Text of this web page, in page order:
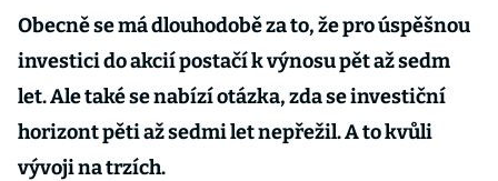
Obecně se má dlouhodobě za to, že pro úspěšnou
investici do akcií postačí k výnosu pět až sedm
let. Ale také se nabízí otázka, zda se investiční
horizont pěti až sedmi let nepřežil. A to kvůli
vývoji na trzích.